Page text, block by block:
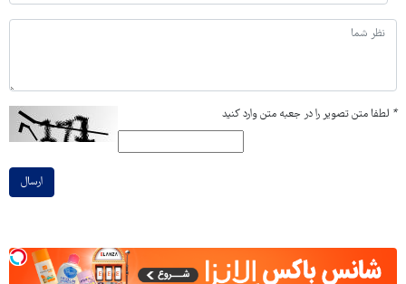
* لطفا متن تصویر را در جعبه متن وارد کنید
ارسال